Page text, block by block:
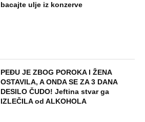
bacajte ulje iz konzerve
PEĐU JE ZBOG POROKA I ŽENA
OSTAVILA, A ONDA SE ZA 3 DANA
DESILO ČUDO! Jeftina stvar ga
IZLEČILA od ALKOHOLA